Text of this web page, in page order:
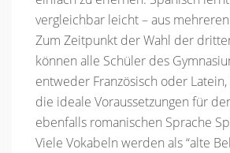
vergleichbar leicht – aus
Zum Zeitpunkt der Wahl der
können alle Schüler des
entweder Französisch oder
die ideale Voraussetzungen für
ebenfalls romanischen Sprache
Viele Vokabeln werden als “alte